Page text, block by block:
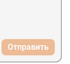
Отправить